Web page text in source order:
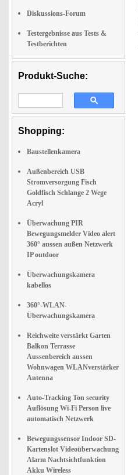
Diskussions-Forum
Testergebnisse aus Tests &
Testberichten
Produkt-Suche:
Shopping:
Baustellenkamera
Außenbereich USB
Stromversorgung Fisch
Goldfisch Schlange 2 Wege
Acryl
Überwachung PIR
Bewegungsmelder Video alert
360° aussen außen Netzwerk
IP outdoor
Überwachungskamera
kabellos
360°-WLAN-
Überwachungskamera
Reichweite verstärkt Garten
Balkon Terrasse
Aussenbereich aussen
Wohnwagen WLANverstärker
Antenna
Auto-Tracking Ton security
Auflösung Wi-Fi Person live
automatisch Netzwerk
Bewegungssensor Indoor SD-
Kartenslot Videoüberwachung
Alarm Nachtsichtfunktion
Akku Wireless